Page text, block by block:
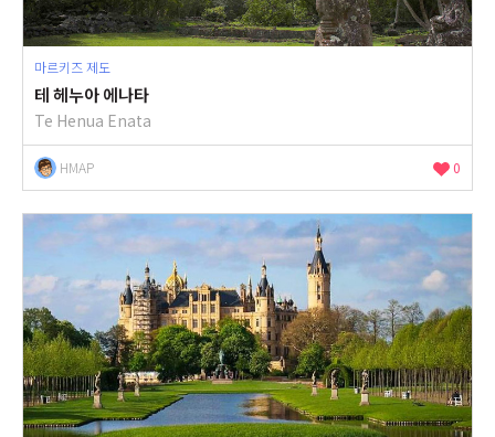
마르키즈 제도
테 헤누아 에나타
Te Henua Enata
HMAP 0